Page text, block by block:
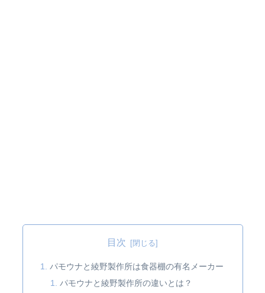
目次
パモウナと綾野製作所は食器棚の有名メーカー
パモウナと綾野製作所の違いとは？